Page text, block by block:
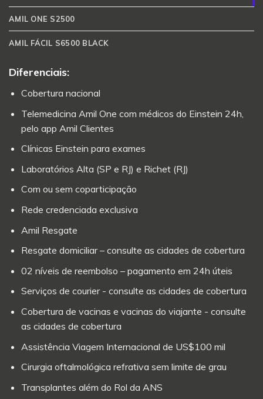
AMIL ONE S2500
AMIL FÁCIL S6500 BLACK
Diferenciais:
Cobertura nacional
Telemedicina Amil One com médicos do Einstein 24h,
pelo app Amil Clientes
Clínicas Einstein para exames
Laboratórios Alta (SP e RJ) e Richet (RJ)
Com ou sem coparticipação
Rede credenciada exclusiva
Amil Resgate
Resgate domiciliar – consulte as cidades de cobertura
02 níveis de reembolso – pagamento em 24h úteis
Serviços de courier - consulte as cidades de cobertura
Cobertura de vacinas e vacinas do viajante - consulte
as cidades de cobertura
Assistência Viagem Internacional de US$100 mil
Cirurgia oftalmológica refrativa sem limite de grau
Transplantes além do Rol da ANS